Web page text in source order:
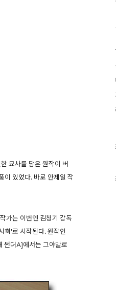
묘사를 담은 원작이 버
이 있었다. 바로 안제일 작
가는 이번엔 김청기 감독
회'로 시작된다. 원작인
썬더A]에서는 그야말로